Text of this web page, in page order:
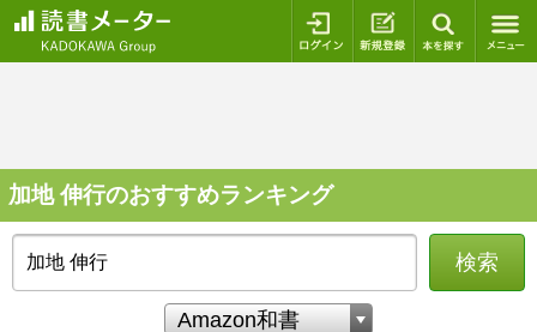
ログイン 新規登録
加地 伸行のおすすめランキング
検索